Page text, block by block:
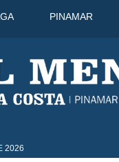
PINAMAR
202643°C